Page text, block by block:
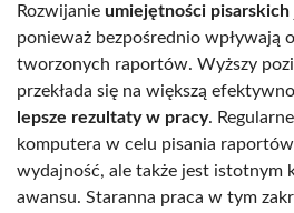
Rozwijanie umiejętności pisarskich
ponieważ bezpośrednio wpływają
tworzonych raportów. Wyższy
przekłada się na większą
lepsze rezultaty w pracy.
komputera w celu pisania
wydajność, ale także jest istotnym
awansu. Staranna praca w tym